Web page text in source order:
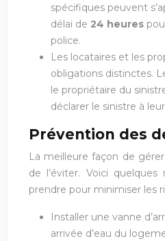
spécifiques peuvent
délai de 24 heures
police.
Les locataires et les
obligations distinctes.
le propriétaire du
déclarer le sinistre à
Prévention des
La meilleure façon de
de l’éviter. Voici
prendre pour minimiser les
Installer une vanne
arrivée d’eau du